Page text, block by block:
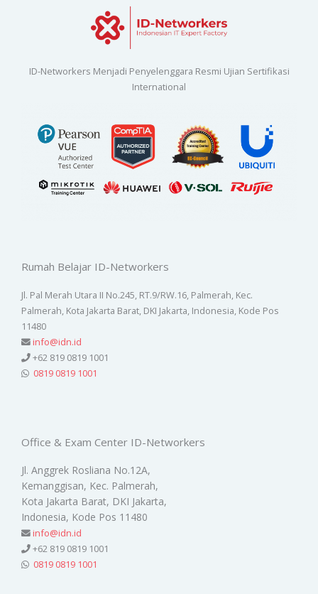
ID-Networkers Menjadi Penyelenggara Resmi Ujian Sertifikasi
International
Rumah Belajar ID-Networkers
Jl. Pal Merah Utara II No.245, RT.9/RW.16, Palmerah, Kec.
Palmerah, Kota Jakarta Barat, DKI Jakarta, Indonesia, Kode Pos
11480
info@idn.id
+62 819 0819 1001
0819 0819 1001
Office & Exam Center ID-Networkers
Jl. Anggrek Rosliana No.12A,
Kemanggisan, Kec. Palmerah,
Kota Jakarta Barat, DKI Jakarta,
Indonesia, Kode Pos 11480
info@idn.id
+62 819 0819 1001
0819 0819 1001